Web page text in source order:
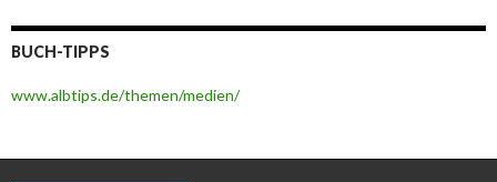
BUCH-TIPPS
www.albtips.de/themen/medien/